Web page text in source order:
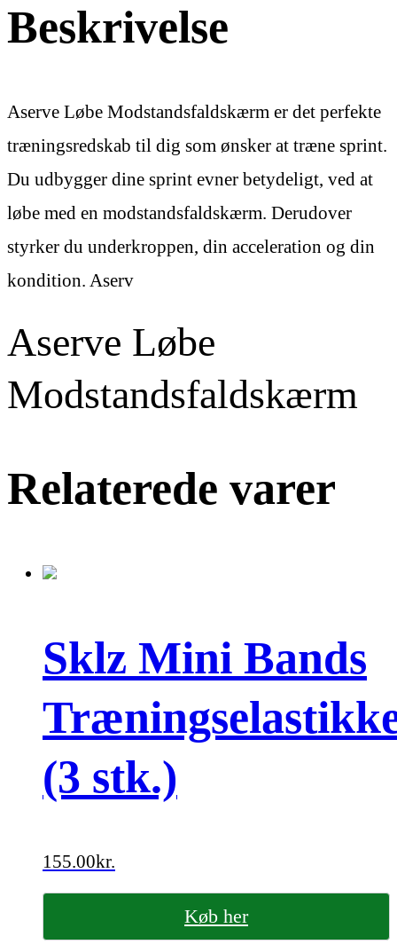
Beskrivelse
Aserve Løbe Modstandsfaldskærm er det perfekte
træningsredskab til dig som ønsker at træne sprint.
Du udbygger dine sprint evner betydeligt, ved at
løbe med en modstandsfaldskærm. Derudover
styrker du underkroppen, din acceleration og din
kondition. Aserv
Aserve Løbe
Modstandsfaldskærm
Relaterede varer
Sklz Mini Bands
(3 stk.)
155.00kr.
Køb her